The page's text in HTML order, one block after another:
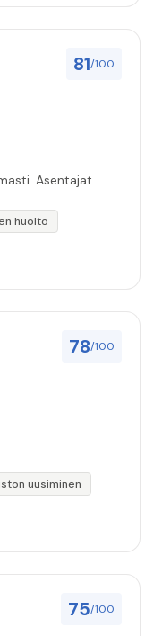
81/100
Asentajat
huolto
78/100
uusiminen
75/100